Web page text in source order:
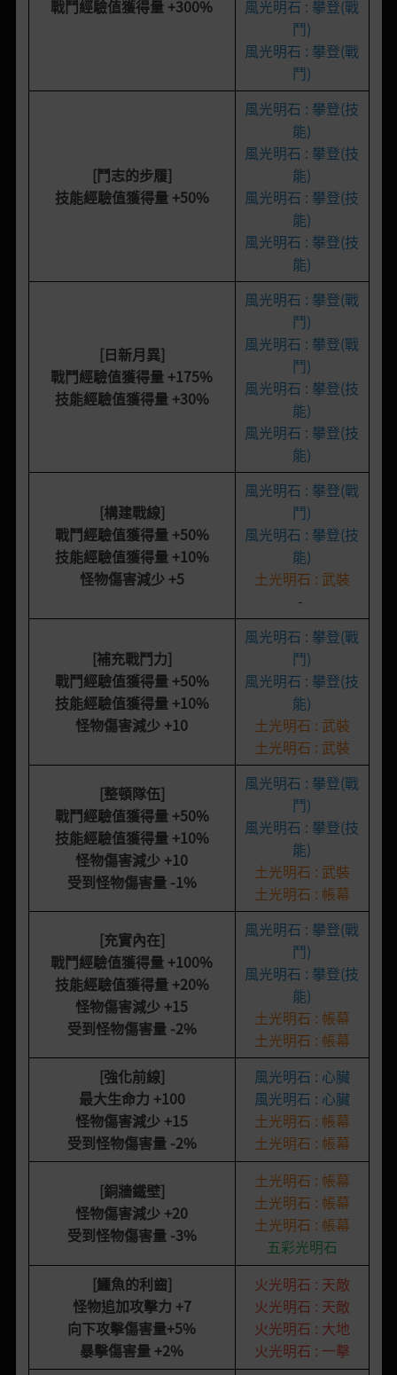
戰鬥經驗值獲得量 +300%
風光明石 : 攀登(戰
鬥)
風光明石 : 攀登(戰
鬥)
[鬥志的步履]
技能經驗值獲得量+50%
風光明石 : 攀登(技
能)
風光明石 : 攀登(技
能)
風光明石 : 攀登(技
能)
風光明石 : 攀登(技
能)
[日新月異]
戰鬥經驗值獲得量 +175%
技能經驗值獲得量+30%
風光明石 : 攀登(戰
鬥)
風光明石 : 攀登(戰
鬥)
風光明石 : 攀登(技
能)
風光明石 : 攀登(技
能)
[構建戰線]
戰鬥經驗值獲得量+50%
技能經驗值獲得量+10%
怪物傷害減少+5
風光明石 : 攀登(戰
鬥)
風光明石 : 攀登(技
能)
土光明石 : 武裝
-
[補充戰鬥力]
戰鬥經驗值獲得量+50%
技能經驗值獲得量+10%
怪物傷害減少 +10
風光明石 : 攀登(戰
鬥)
風光明石 : 攀登(技
能)
土光明石 : 武裝
土光明石 : 武裝
[整頓隊伍]
戰鬥經驗值獲得量+50%
技能經驗值獲得量+10%
怪物傷害減少 +10
受到怪物傷害量-1%
風光明石 : 攀登(戰
鬥)
風光明石 : 攀登(技
能)
土光明石 : 武裝
土光明石 : 帳幕
[充實內在]
戰鬥經驗值獲得量 +100%
技能經驗值獲得量+20%
怪物傷害減少 +15
受到怪物傷害量 -2%
風光明石 : 攀登(戰
鬥)
風光明石 : 攀登(技
能)
土光明石 : 帳幕
土光明石 : 帳幕
[強化前線]
最大生命力 +100
怪物傷害減少 +15
受到怪物傷害量 -2%
風光明石 : 心臟
風光明石 : 心臟
土光明石 : 帳幕
土光明石 : 帳幕
[銅牆鐵壁]
怪物傷害減少 +20
受到怪物傷害量 -3%
土光明石 : 帳幕
土光明石 : 帳幕
土光明石 : 帳幕
五彩光明石
[鱷魚的利齒]
怪物追加攻擊力 +7
向下攻擊傷害量+5%
暴擊傷害量 +2%
火光明石 : 天敵
火光明石 : 天敵
火光明石 : 大地
火光明石 : 一擊